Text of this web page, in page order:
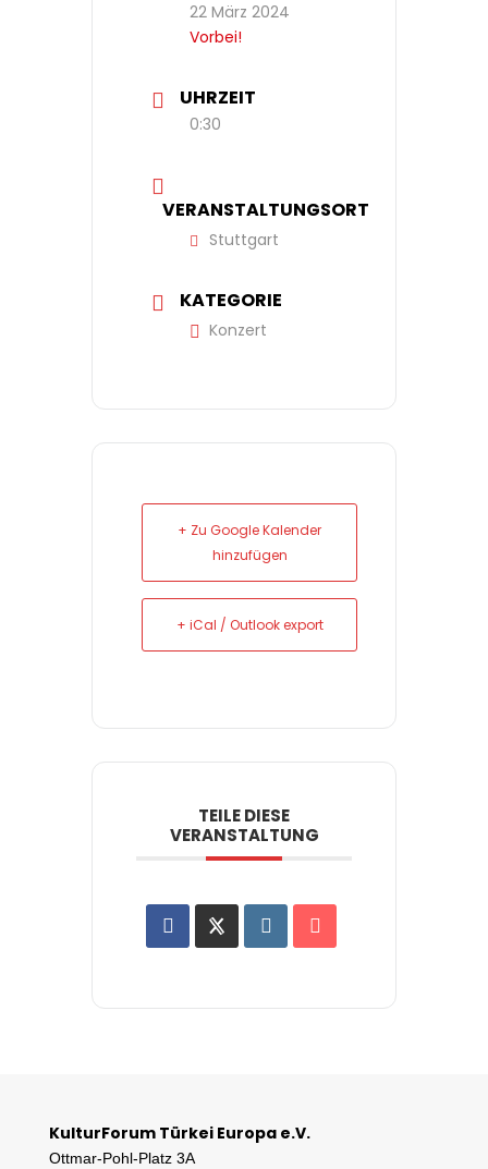
22 März 2024
Vorbei!
UHRZEIT
0:30
VERANSTALTUNGSORT
Stuttgart
KATEGORIE
Konzert
+ Zu Google Kalender
hinzufügen
+ iCal / Outlook export
TEILE DIESE
VERANSTALTUNG
KulturForum Türkei Europa e.V.
Ottmar-Pohl-Platz 3A